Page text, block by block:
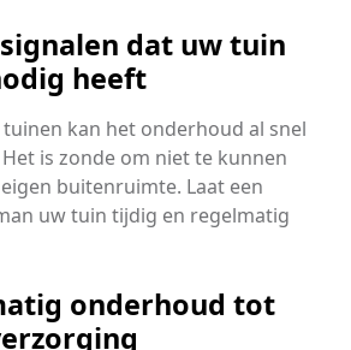
dat uw tuin
heeft
kan het onderhoud al snel
is zonde om niet te kunnen
buitenruimte. Laat een
uw tuin tijdig en regelmatig
onderhoud tot